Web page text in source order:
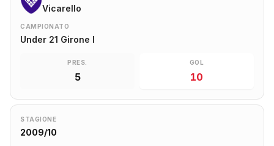
Vicarello
CAMPIONATO
Under 21 Girone I
PRES.
5
GOL
10
STAGIONE
2009/10